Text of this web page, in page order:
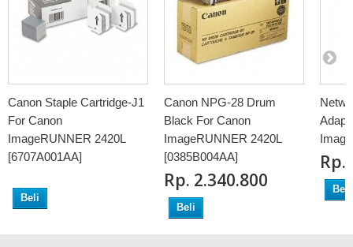
Canon Staple Cartridge-J1
For Canon
ImageRUNNER 2420L
[6707A001AA]
Beli
Canon NPG-28 Drum
Black For Canon
ImageRUNNER 2420L
[0385B004AA]
Rp‎. 2.340.800
Beli
Rp‎.
Beli